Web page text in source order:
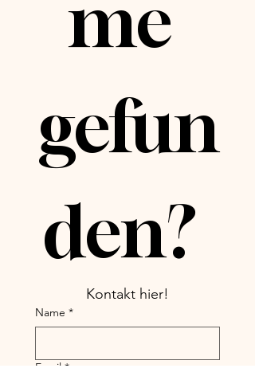
me
gefun
Kontakt hier!
Name *
Email *